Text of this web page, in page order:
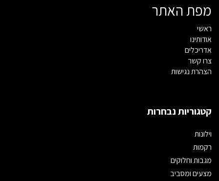
מפת האתר
ראשי
אודותינו
אדריכלים
צרו קשר
הצהרת נגישות
קטגוריות נבחרות
וילונות
רקמות
מגבות וחלוקים
מצעים ומסביב